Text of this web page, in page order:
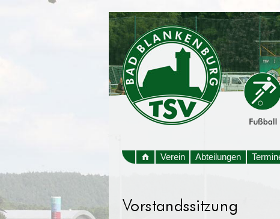
Verein Abteilungen